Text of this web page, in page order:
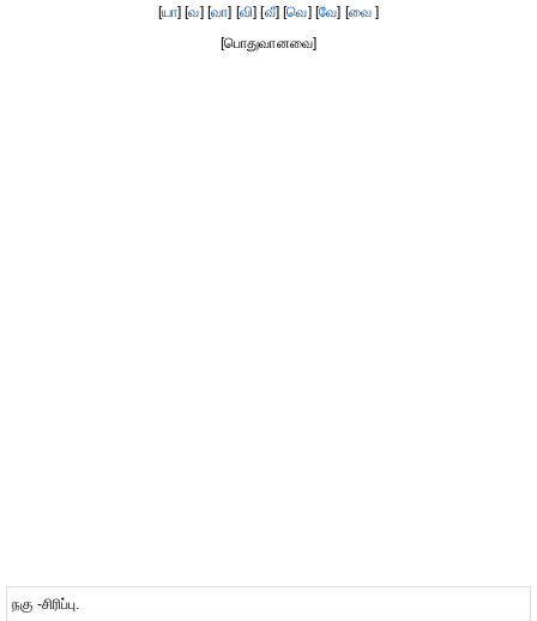
[யா] [வ] [வா] [வி] [வீ] [வெ] [வே] [வை ]
[பொதுவானவை]
நகு -சிரிப்பு.